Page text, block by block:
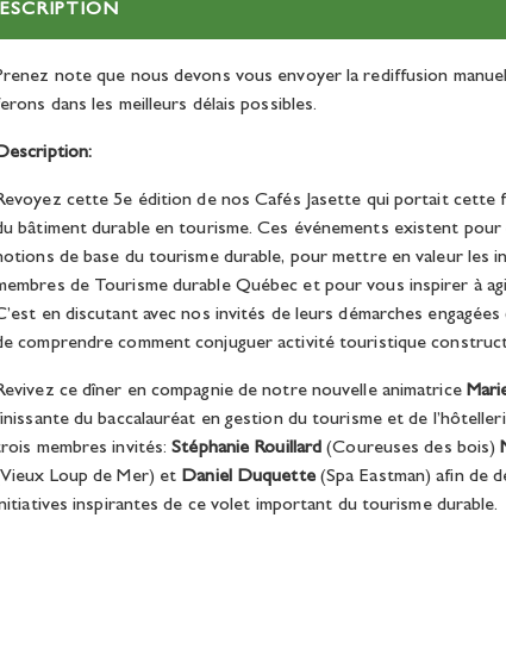
note que nous devons vous envoyer la rediffusion
dans les meilleurs délais possibles.
cette 5e édition de nos Cafés Jasette qui portait cette
bâtiment durableen tourisme. Ces événements existent pour
de base du tourisme durable, pour mettre en valeur les
de Tourisme durable Québec et pour vous inspirer à
en discutant avec nos invités de leurs démarches
comprendre comment conjuguer activité touristique
ce dîner en compagnie denotre nouvelle animatrice
du baccalauréat en gestion du tourisme et de
membres invités:Stéphanie Rouillard (Coureuses des bois)
Loup de Mer) et Daniel Duquette(Spa Eastman)afin de
inspirantes de ce volet important du tourisme durable.